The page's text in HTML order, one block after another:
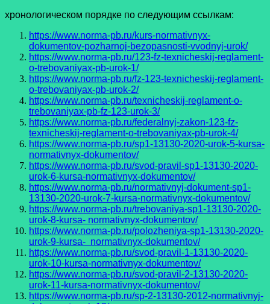
хронологическом порядке по следующим ссылкам:
https://www.norma-pb.ru/kurs-normativnyx-
dokumentov-pozharnoj-bezopasnosti-vvodnyj-urok/
https://www.norma-pb.ru/123-fz-texnicheskij-reglament-
o-trebovaniyax-pb-urok-1/
https://www.norma-pb.ru/fz-123-texnicheskij-reglament-
o-trebovaniyax-pb-urok-2/
https://www.norma-pb.ru/texnicheskij-reglament-o-
trebovaniyax-pb-fz-123-urok-3/
https://www.norma-pb.ru/federalnyj-zakon-123-fz-
texnicheskij-reglament-o-trebovaniyax-pb-urok-4/
https://www.norma-pb.ru/sp1-13130-2020-urok-5-kursa-
normativnyx-dokumentov/
https://www.norma-pb.ru/svod-pravil-sp1-13130-2020-
urok-6-kursa-normativnyx-dokumentov/
https://www.norma-pb.ru/normativnyj-dokument-sp1-
13130-2020-urok-7-kursa-normativnyx-dokumentov/
https://www.norma-pb.ru/trebovaniya-sp1-13130-2020-
urok-8-kursa- normativnyx-dokumentov/
https://www.norma-pb.ru/polozheniya-sp1-13130-2020-
urok-9-kursa- normativnyx-dokumentov/
https://www.norma-pb.ru/svod-pravil-1-13130-2020-
urok-10-kursa-normativnyx-dokumentov/
https://www.norma-pb.ru/svod-pravil-2-13130-2020-
urok-11-kursa-normativnyx-dokumentov/
https://www.norma-pb.ru/sp-2-13130-2012-normativnyj-